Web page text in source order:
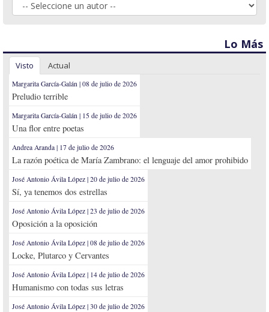
Lo Más
Visto Actual
Margarita García-Galán | 08 de julio de 2026
Preludio terrible
Margarita García-Galán | 15 de julio de 2026
Una flor entre poetas
Andrea Aranda | 17 de julio de 2026
La razón poética de María Zambrano: el lenguaje del amor prohibido
José Antonio Ávila López | 20 de julio de 2026
Sí, ya tenemos dos estrellas
José Antonio Ávila López | 23 de julio de 2026
Oposición a la oposición
José Antonio Ávila López | 08 de julio de 2026
Locke, Plutarco y Cervantes
José Antonio Ávila López | 14 de julio de 2026
Humanismo con todas sus letras
José Antonio Ávila López | 30 de julio de 2026